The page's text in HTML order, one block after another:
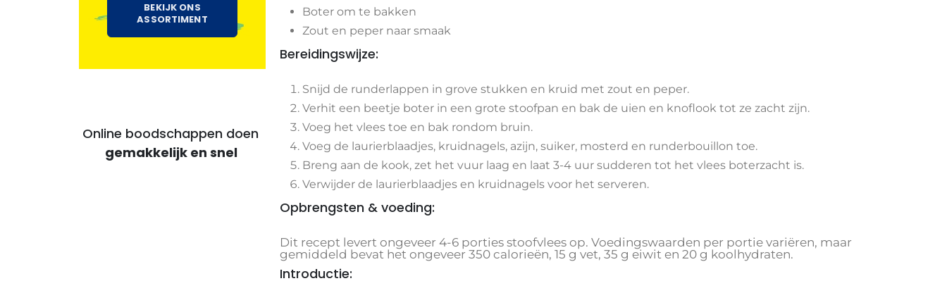
Boter om te bakken
Zout en peper naar smaak
Bereidingswijze:
Snijd de runderlappen in grove stukken en kruid met zout en peper.
Verhit een beetje boter in een grote stoofpan en bak de uien en knoflook tot ze zacht zijn.
Voeg het vlees toe en bak rondom bruin.
Voeg de laurierblaadjes, kruidnagels, azijn, suiker, mosterd en runderbouillon toe.
Breng aan de kook, zet het vuur laag en laat 3-4 uur sudderen tot het vlees boterzacht is.
Verwijder de laurierblaadjes en kruidnagels voor het serveren.
Opbrengsten & voeding:
Dit recept levert ongeveer 4-6 porties stoofvlees op. Voedingswaarden per portie variëren, maar
gemiddeld bevat het ongeveer 350 calorieën, 15 g vet, 35 g eiwit en 20 g koolhydraten.
Introductie:
BEKIJK ONS
ASSORTIMENT
Online boodschappen doen
voor voordelige maaltijden